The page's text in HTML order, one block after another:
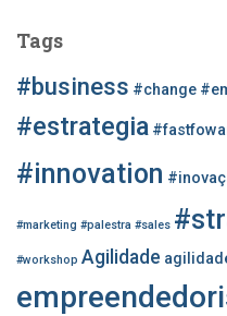
a
r
o
Tags
#business #change
#estrategia
#innovation
#marketing #palestra #sales
#workshop Agilidade